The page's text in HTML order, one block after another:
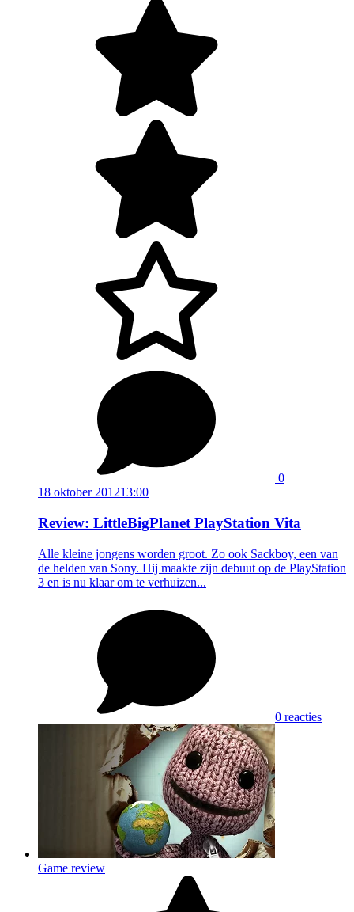
0
18 oktober 201213:00
Review: LittleBigPlanet PlayStation Vita
Alle kleine jongens worden groot. Zo ook Sackboy, een van
de helden van Sony. Hij maakte zijn debuut op de PlayStation
3 en is nu klaar om te verhuizen...
0 reacties
Game review